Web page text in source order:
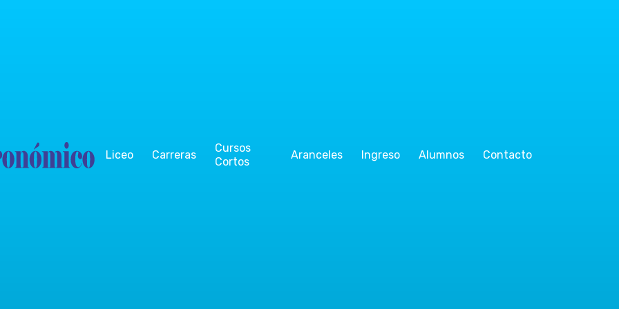
Liceo Carreras
Cursos
Cortos
Aranceles Ingreso Alumnos Contacto